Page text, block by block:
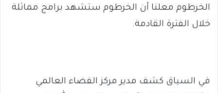
الخرطوم معلنا أن الخرطوم ستشهد برامج مماثلة
خلال الفترة القادمة.
في السياق كشف مدير مركز الفضاء العالمي